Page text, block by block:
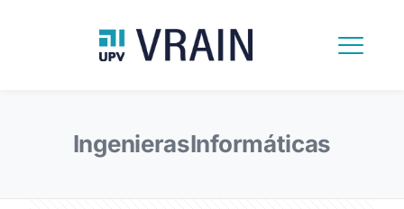
IngenierasInformáticas